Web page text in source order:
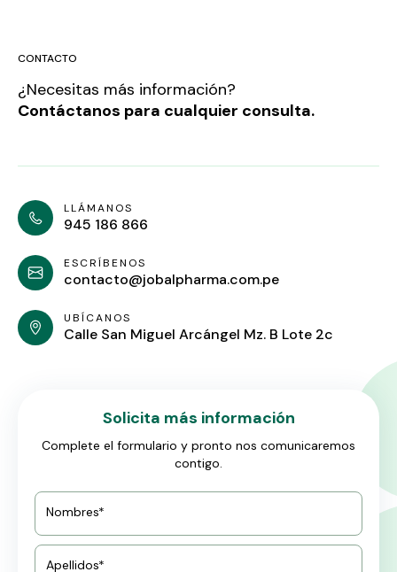
CONTACTO
¿Necesitas más información?
Contáctanos para cualquier consulta.
945 186 866
LLÁMANOS
contacto@jobalpharma.com.pe
ESCRÍBENOS
Calle San Miguel Arcángel Mz. B Lote 2c
UBÍCANOS
Solicita más información
Complete el formulario y pronto nos comunicaremos
contigo.
Nombres*
Apellidos*